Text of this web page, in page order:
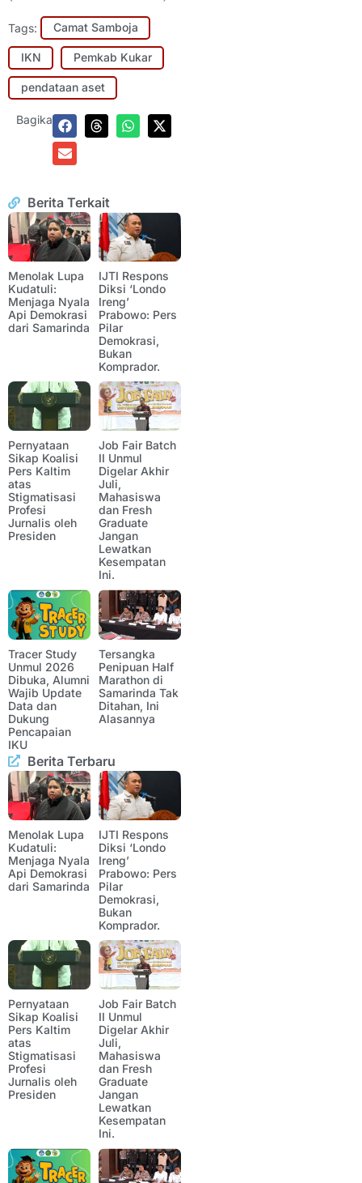
Tags: Camat Samboja
IKN Pemkab Kukar
pendataan aset
Bagikan:
Berita Terkait
Menolak Lupa
Kudatuli:
Menjaga Nyala
Api Demokrasi
dari Samarinda
IJTI Respons
Diksi ‘Londo
Ireng’
Prabowo: Pers
Pilar
Demokrasi,
Bukan
Komprador.
Pernyataan
Sikap Koalisi
Pers Kaltim
atas
Stigmatisasi
Profesi
Jurnalis oleh
Presiden
Job Fair Batch
II Unmul
Digelar Akhir
Juli,
Mahasiswa
dan Fresh
Graduate
Jangan
Lewatkan
Kesempatan
Ini.
Tracer Study
Unmul 2026
Dibuka, Alumni
Wajib Update
Data dan
Dukung
Pencapaian
IKU
Tersangka
Penipuan Half
Marathon di
Samarinda Tak
Ditahan, Ini
Alasannya
Berita Terbaru
Menolak Lupa
Kudatuli:
Menjaga Nyala
Api Demokrasi
dari Samarinda
IJTI Respons
Diksi ‘Londo
Ireng’
Prabowo: Pers
Pilar
Demokrasi,
Bukan
Komprador.
Pernyataan
Sikap Koalisi
Pers Kaltim
atas
Stigmatisasi
Profesi
Jurnalis oleh
Presiden
Job Fair Batch
II Unmul
Digelar Akhir
Juli,
Mahasiswa
dan Fresh
Graduate
Jangan
Lewatkan
Kesempatan
Ini.